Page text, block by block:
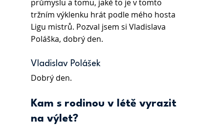
průmyslu a tomu, jaké to je v tomto
tržním výklenku hrát podle mého hosta
Ligu mistrů. Pozval jsem si Vladislava
Poláška, dobrý den.
Vladislav Polášek
Dobrý den.
Kam s rodinou v létě vyrazit
na výlet?